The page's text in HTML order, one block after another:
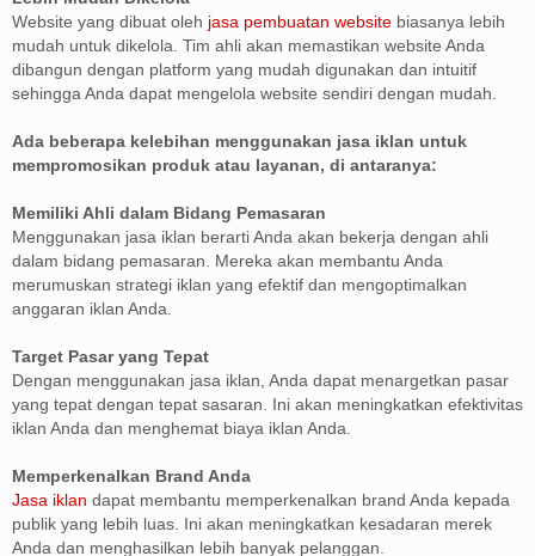
Website yang dibuat oleh jasa pembuatan website biasanya lebih
mudah untuk dikelola. Tim ahli akan memastikan website Anda
dibangun dengan platform yang mudah digunakan dan intuitif
sehingga Anda dapat mengelola website sendiri dengan mudah.
Ada beberapa kelebihan menggunakan jasa iklan untuk
mempromosikan produk atau layanan, di antaranya:
Memiliki Ahli dalam Bidang Pemasaran
Menggunakan jasa iklan berarti Anda akan bekerja dengan ahli
dalam bidang pemasaran. Mereka akan membantu Anda
merumuskan strategi iklan yang efektif dan mengoptimalkan
anggaran iklan Anda.
Target Pasar yang Tepat
Dengan menggunakan jasa iklan, Anda dapat menargetkan pasar
yang tepat dengan tepat sasaran. Ini akan meningkatkan efektivitas
iklan Anda dan menghemat biaya iklan Anda.
Memperkenalkan Brand Anda
Jasa iklan dapat membantu memperkenalkan brand Anda kepada
publik yang lebih luas. Ini akan meningkatkan kesadaran merek
Anda dan menghasilkan lebih banyak pelanggan.